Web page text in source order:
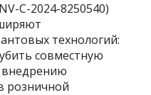
C-2024-8250540)
технологий:
совместную
внедрению
розничной